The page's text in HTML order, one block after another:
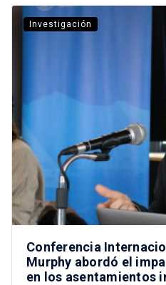
Investigación
Conferencia
Murphy abordó el
en los asentamientos